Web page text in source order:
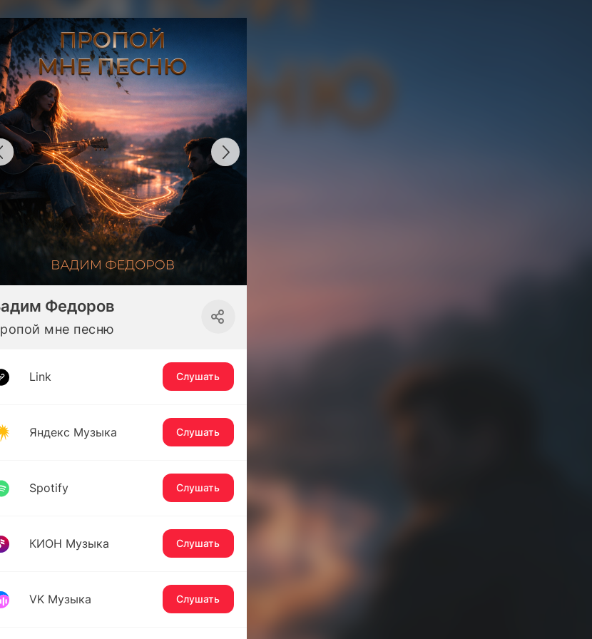
Федоров
мне песню
Link Слушать
Яндекс Музыка Слушать
Spotify Слушать
КИОН Музыка Слушать
VK Музыка Слушать